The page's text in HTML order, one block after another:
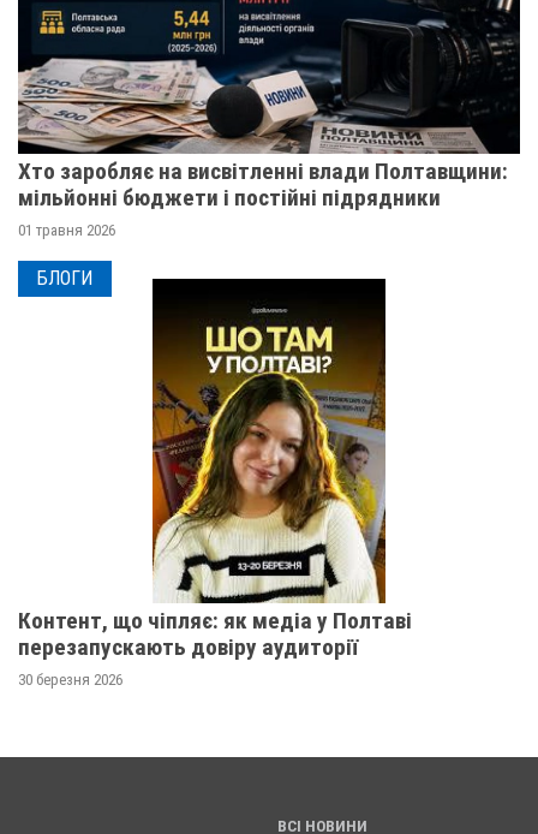
Хто заробляє на висвітленні влади Полтавщини:
мільйонні бюджети і постійні підрядники
01 травня 2026
БЛОГИ
Контент, що чіпляє: як медіа у Полтаві
перезапускають довіру аудиторії
30 березня 2026
ВСІ НОВИНИ